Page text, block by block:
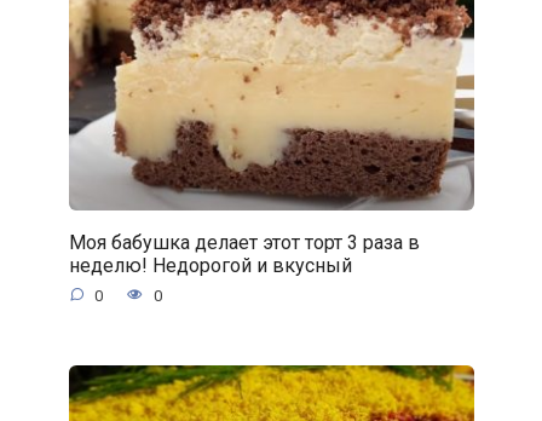
Моя бабушка делает этот торт 3 раза в
неделю! Недорогой и вкусный
0 0